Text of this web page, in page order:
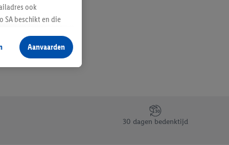
30 dagen bedenktijd
ook
SA beschikt en die
producten waarin
voegen, maar het
als er met behulp
Door op
informatie,
Aanvaarden